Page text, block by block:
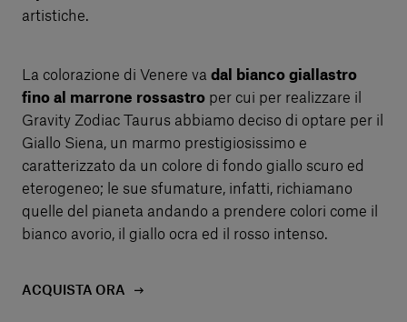
artistiche.
La colorazione di Venere va dal bianco giallastro
fino al marrone rossastro per cui per realizzare il
Gravity Zodiac Taurus abbiamo deciso di optare per il
Giallo Siena, un marmo prestigiosissimo e
caratterizzato da un colore di fondo giallo scuro ed
eterogeneo; le sue sfumature, infatti, richiamano
quelle del pianeta andando a prendere colori come il
bianco avorio, il giallo ocra ed il rosso intenso.
ACQUISTA ORA